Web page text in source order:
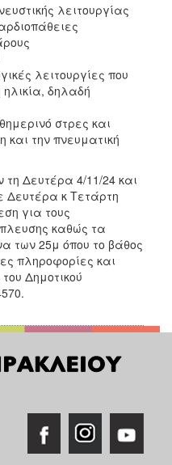
λειτουργίας
λειτουργίες που
ηλικία, δηλαδή
στρες και
και την πνευματική
Δευτέρα 4/11/24 και
Δευτέρα κ Τετάρτη
για τους
καθώς τα
των 25μ όπου το βάθος
πληροφορίες και
Δημοτικού